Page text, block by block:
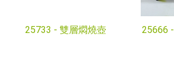
25733 - 雙層燜燒壺 25666 -